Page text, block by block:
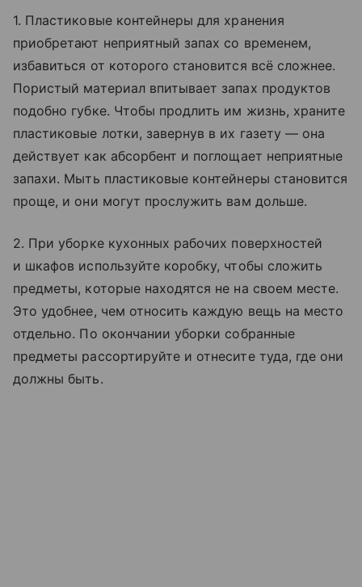
1. Пластиковые контейнеры для хранения
приобретают неприятный запах со временем,
избавиться от которого становится всё сложнее.
Пористый материал впитывает запах продуктов
подобно губке. Чтобы продлить им жизнь, храните
пластиковые лотки, завернув в их газету — она
действует как абсорбент и поглощает неприятные
запахи. Мыть пластиковые контейнеры становится
проще, и они могут прослужить вам дольше.
2. При уборке кухонных рабочих поверхностей
и шкафов используйте коробку, чтобы сложить
предметы, которые находятся не на своем месте.
Это удобнее, чем относить каждую вещь на место
отдельно. По окончании уборки собранные
предметы рассортируйте и отнесите туда, где они
должны быть.